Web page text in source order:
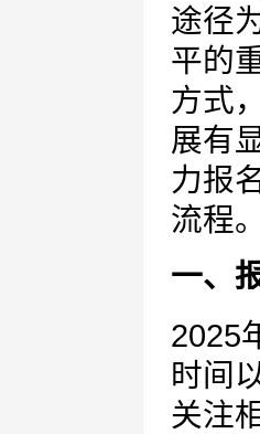
途径
平的
方式
展有
力报
流程。
一、
2025
时间
关注